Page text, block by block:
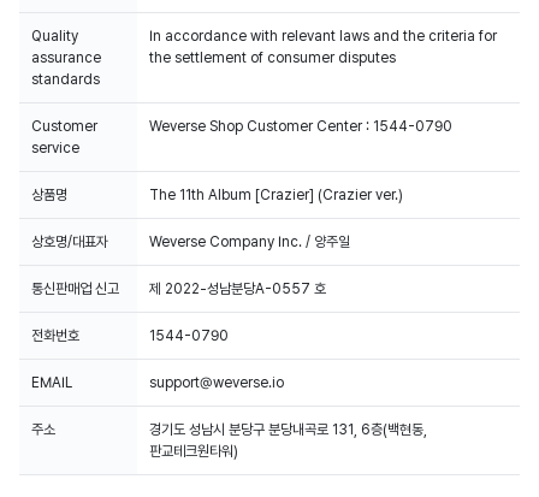
Quality
assurance
standards
In accordance with relevant laws and the criteria for
the settlement of consumer disputes
Customer
service
Weverse Shop Customer Center : 1544-0790
상품명 The 11th Album [Crazier] (Crazier ver.)
상호명/대표자 Weverse Company Inc. / 양주일
통신판매업 신고 제 2022-성남분당A-0557 호
전화번호 1544-0790
EMAIL support@weverse.io
주소
경기도 성남시 분당구 분당내곡로 131, 6층(백현동,
판교테크원타워)